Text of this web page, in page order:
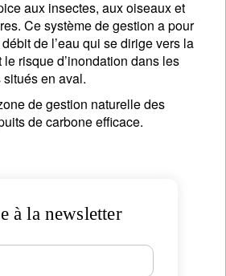
aux insectes, aux oiseaux et
Ce système de gestion a pour
de l’eau qui se dirige vers la
risque d’inondation dans les
en aval.
de gestion naturelle des
de carbone efficace.
à la newsletter